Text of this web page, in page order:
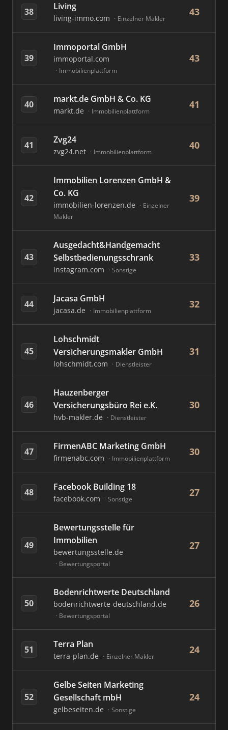
38 Living
living-immo.com Einzelner Makler
43
39
Immoportal GmbH
immoportal.com
Immobilienplattform
43
40 markt.de GmbH & Co. KG
markt.de Immobilienplattform
41
41 Zvg24
zvg24.net Immobilienplattform
40
42
Immobilien Lorenzen GmbH &
Co. KG
immobilien-lorenzen.de
Einzelner
Makler
39
43
Ausgedacht&Handgemacht
Selbstbedienungsschrank
instagram.com Sonstige
33
44 Jacasa GmbH
jacasa.de Immobilienplattform
32
45
Lohschmidt
Versicherungsmakler GmbH
lohschmidt.com Dienstleister
31
46
Hauzenberger
Versicherungsbüro Rei e.K.
hvb-makler.de Dienstleister
30
47 FirmenABC Marketing GmbH
firmenabc.com Immobilienplattform
30
48 Facebook Building 18
facebook.com Sonstige
27
49
Bewertungsstelle für
Immobilien
bewertungsstelle.de
Bewertungsportal
27
50
Bodenrichtwerte Deutschland
bodenrichtwerte-deutschland.de
Bewertungsportal
26
51 Terra Plan
terra-plan.de Einzelner Makler
24
52
Gelbe Seiten Marketing
Gesellschaft mbH
gelbeseiten.de Sonstige
24